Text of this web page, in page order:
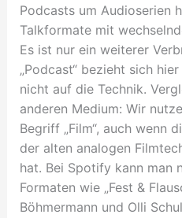
Podcasts um Audioserien
Talkformate mit
Es ist nur ein weiterer
„Podcast“ bezieht sich
nicht auf die Technik.
anderen Medium: Wir
Begriff „Film“, auch wenn
der alten analogen
hat. Bei Spotify kann man
Formaten wie „Fest &
Böhmermann und Olli